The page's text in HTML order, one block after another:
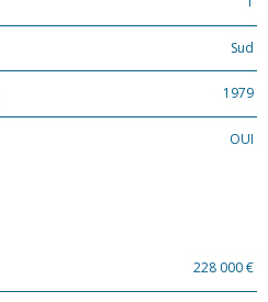
Sud
1979
OUI
228 000 €